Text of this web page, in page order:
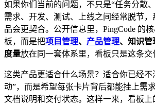
如果你们当前的问题，不只是“任务分散
需求、开发、测试、上线之间经常脱节，
品会更契合。公开信息里，PingCode 的
板，而是把项目管理、 产品管理、知识管
度量放在同一套体系里，看板只是这条交
这类产品更适合什么场景？适合你已经不
动”，而是希望每张卡片背后都能挂上需
文档说明和交付状态。这样一来，看板